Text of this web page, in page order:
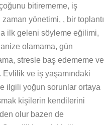
bitirememe, iş
yönetimi, , bir toplantı
ilk geleni söyleme eğilimi,
olamama, gün
stresle baş edememe ve
Evlilik ve iş yaşamındaki
ilgili yoğun sorunlar ortaya
kişilerin kendilerini
olur bazen de